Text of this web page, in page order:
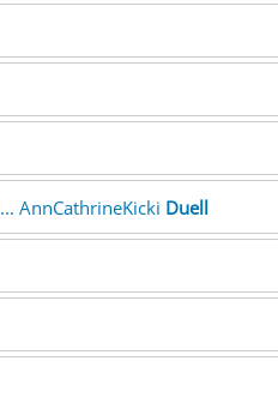
... AnnCathrineKicki Duell